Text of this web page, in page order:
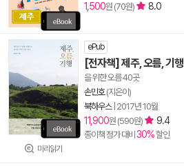
1,500원 (70원) 8.0
미리읽기
ePub
[전자책] 제주, 오름, 기행
을 위한 오름 40곳
손민호(지은이)
북하우스| 2017년 10월
11,900원 (590원) 9.4
종이책 정가 대비 30%할인